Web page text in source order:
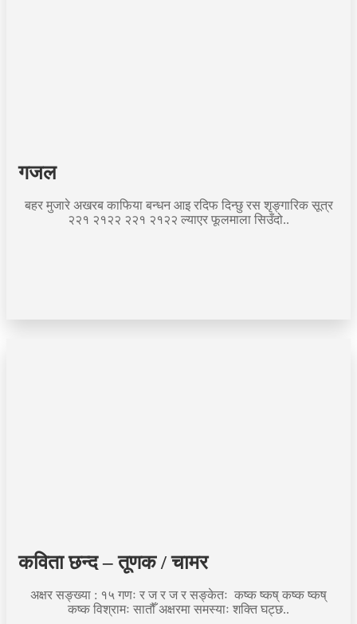
गजल
बहर मुजारे अखरब काफिया बन्धन आइ रदिफ दिन्छु रस शृङ्गारिक सूत्र
२२१ २१२२ २२१ २१२२ ल्याएर फूलमाला सिउँदो..
कविता छन्द – तूणक / चामर
अक्षर सङ्ख्या : १५ गणः र ज र ज र सङ्केतः कष्क ष्कष् कष्क ष्कष्
कष्क विश्रामः सातौँ अक्षरमा समस्याः शक्ति घट्छ..